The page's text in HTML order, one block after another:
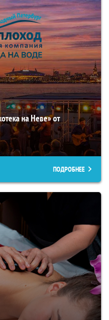
на Неве» от
ПОДРОБНЕЕ